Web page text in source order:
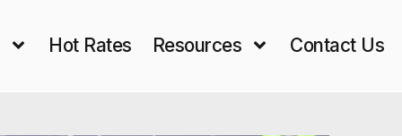
Hot Rates Resources Contact Us